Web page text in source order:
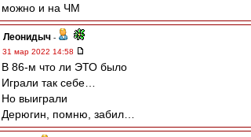
можно и на ЧМ
Леонидыч -
31 мар 2022 14:58
В 86-м что ли ЭТО было
Играли так себе…
Но выиграли
Дерюгин, помню, забил…